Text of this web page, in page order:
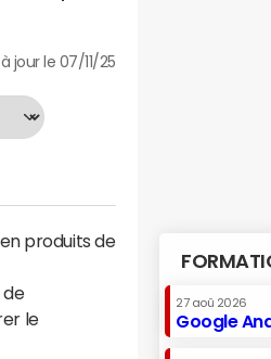
jour le 07/11/25
produits de
de
le
27 aoû 2026
Google